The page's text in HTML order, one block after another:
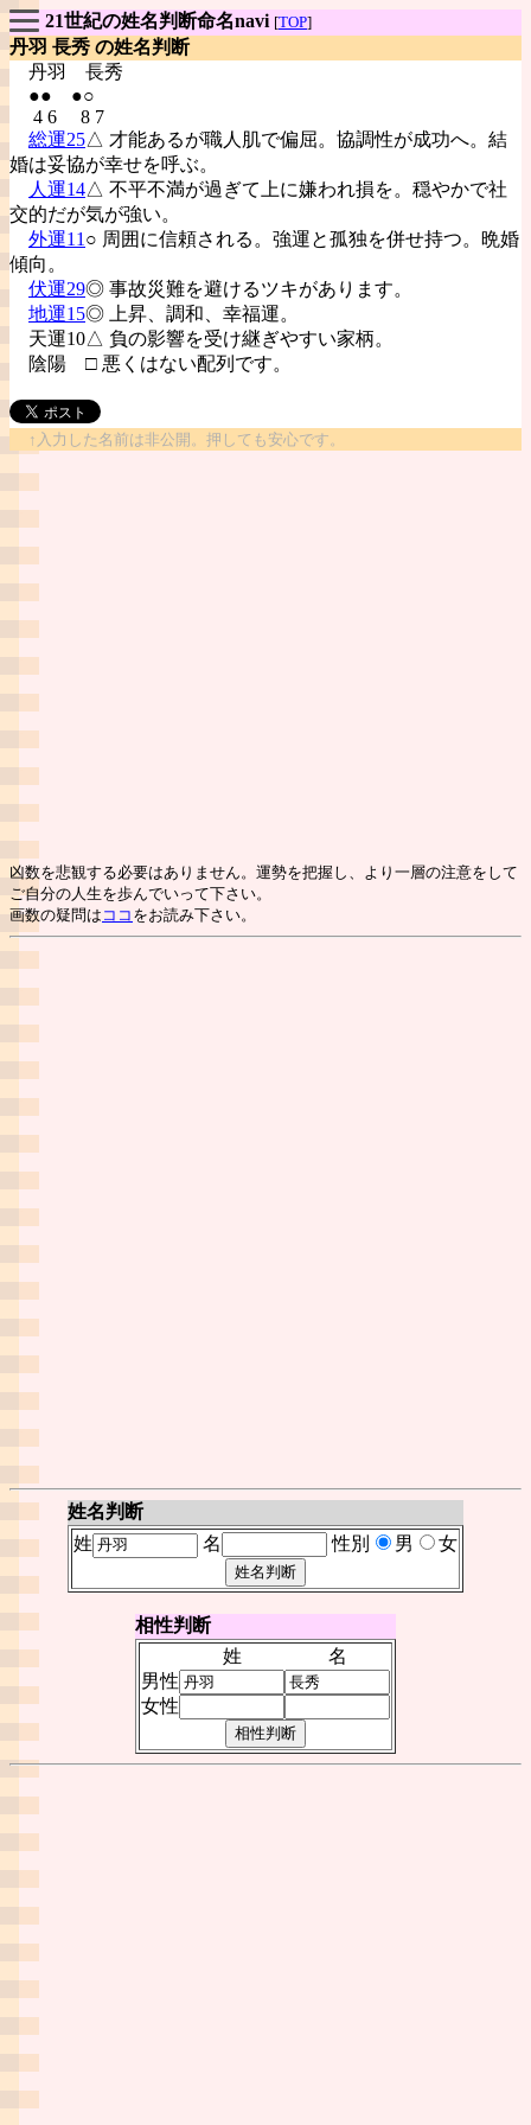
21世紀の姓名判断命名navi [TOP]
丹羽 長秀 の姓名判断
丹羽 長秀
●● ●○
4 6 8 7
総運25△ 才能あるが職人肌で偏屈。協調性が成功へ。結
婚は妥協が幸せを呼ぶ。
人運14△ 不平不満が過ぎて上に嫌われ損を。穏やかで社
交的だが気が強い。
外運11 ○ 周囲に信頼される。強運と孤独を併せ持つ。晩婚
傾向。
伏運29◎ 事故災難を避けるツキがあります。
地運15◎ 上昇、調和、幸福運。
天運10△ 負の影響を受け継ぎやすい家柄。
陰陽 □ 悪くはない配列です。
↑入力した名前は非公開。押しても安心です。
凶数を悲観する必要はありません。運勢を把握し、より一層の注意をして
ご自分の人生を歩んでいって下さい。
画数の疑問は ココ をお読み下さい。
姓名判断
姓
名 性別 男 女
相性判断
姓
名
男性
女性